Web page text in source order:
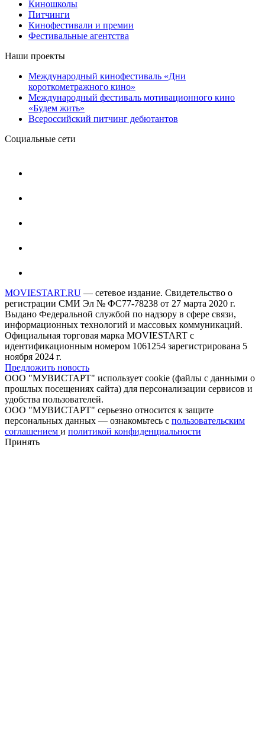
Киношколы
Питчинги
Кинофестивали и премии
Фестивальные агентства
Наши проекты
Международный кинофестиваль «Дни
короткометражного кино»
Международный фестиваль мотивационного кино
«Будем жить»
Всероссийский питчинг дебютантов
Социальные сети
MOVIESTART.RU — сетевое издание. Свидетельство о
регистрации СМИ Эл № ФС77-78238 от 27 марта 2020 г.
Выдано Федеральной службой по надзору в сфере связи,
информационных технологий и массовых коммуникаций.
Официальная торговая марка MOVIESTART с
идентификационным номером 1061254 зарегистрирована 5
ноября 2024 г.
Предложить новость
ООО "МУВИСТАРТ" использует cookie (файлы с данными о
прошлых посещениях сайта) для персонализации сервисов и
удобства пользователей.
ООО "МУВИСТАРТ" серьезно относится к защите
персональных данных — ознакомьтесь с пользовательским
соглашением и политикой конфиденциальности
Принять